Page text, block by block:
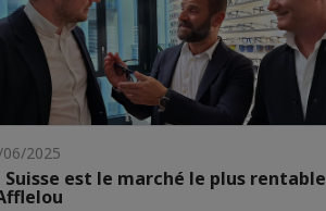
2025
Suisse est le marché le plus rentable